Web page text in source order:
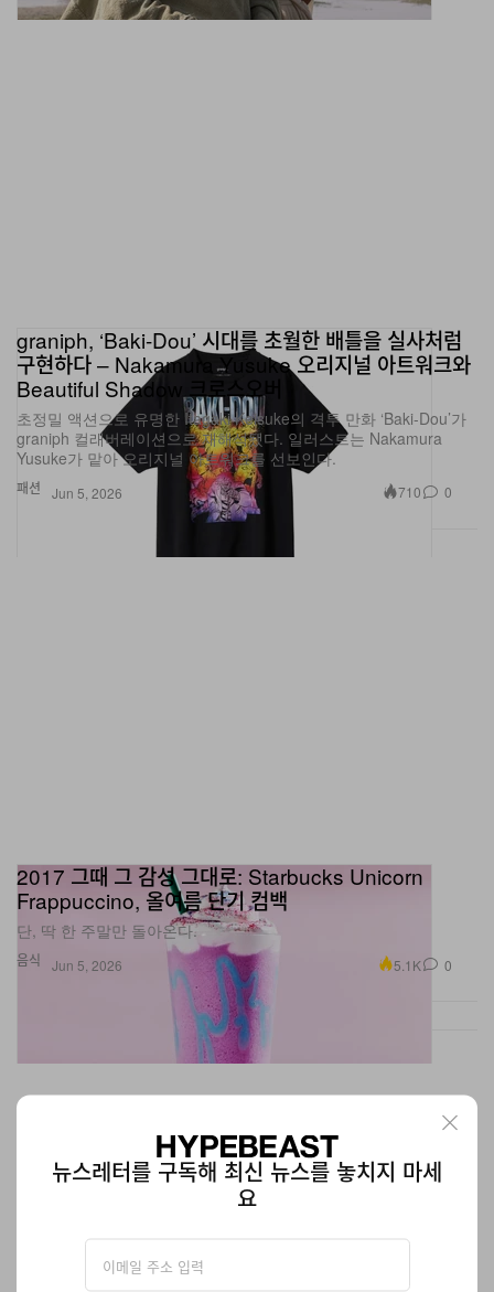
패션
graniph, ‘Baki-Dou’ 시대를 초월한 배틀을 실사처럼
구현하다 – Nakamura Yusuke 오리지널 아트워크와
Beautiful Shadow 크로스오버
초정밀 액션으로 유명한 Itagaki Keisuke의 격투 만화 ‘Baki-Dou’가
graniph 컬래버레이션으로 재해석됐다. 일러스트는 Nakamura
Yusuke가 맡아 오리지널 아트워크를 선보인다.
Jun 5, 2026 710 0
음식
2017 그때 그 감성 그대로: Starbucks Unicorn
Frappuccino, 올여름 단기 컴백
단, 딱 한 주말만 돌아온다.
Jun 5, 2026 5.1K 0
뉴스레터를 구독해 최신 뉴스를 놓치지 마세
요